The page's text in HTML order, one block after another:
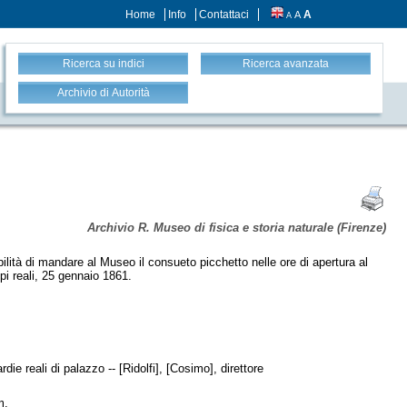
Home Info Contattaci A A A
Ricerca su indici Ricerca avanzata
Archivio di Autorità